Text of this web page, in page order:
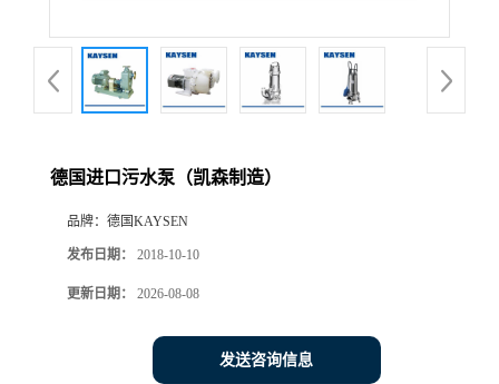
德国进口污水泵（凯森制造）
品牌： 德国KAYSEN
发布日期： 2018-10-10
更新日期： 2026-08-08
发送咨询信息